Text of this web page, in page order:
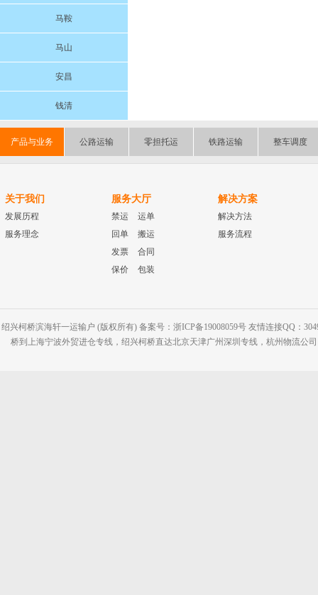
马鞍
马山
安昌
钱清
产品与业务 公路运输 零担托运 铁路运输 整车调度
关于我们
发展历程
服务理念
服务大厅
禁运
运单
回单
搬运
发票
合同
保价
包装
解决方案
解决方法
服务流程
绍兴柯桥滨海轩一运输户 (版权所有) 备案号：浙ICP备19008059号 友情连接QQ：
桥到上海宁波外贸进仓专线，绍兴柯桥直达北京天津广州深圳专线，杭州物流公